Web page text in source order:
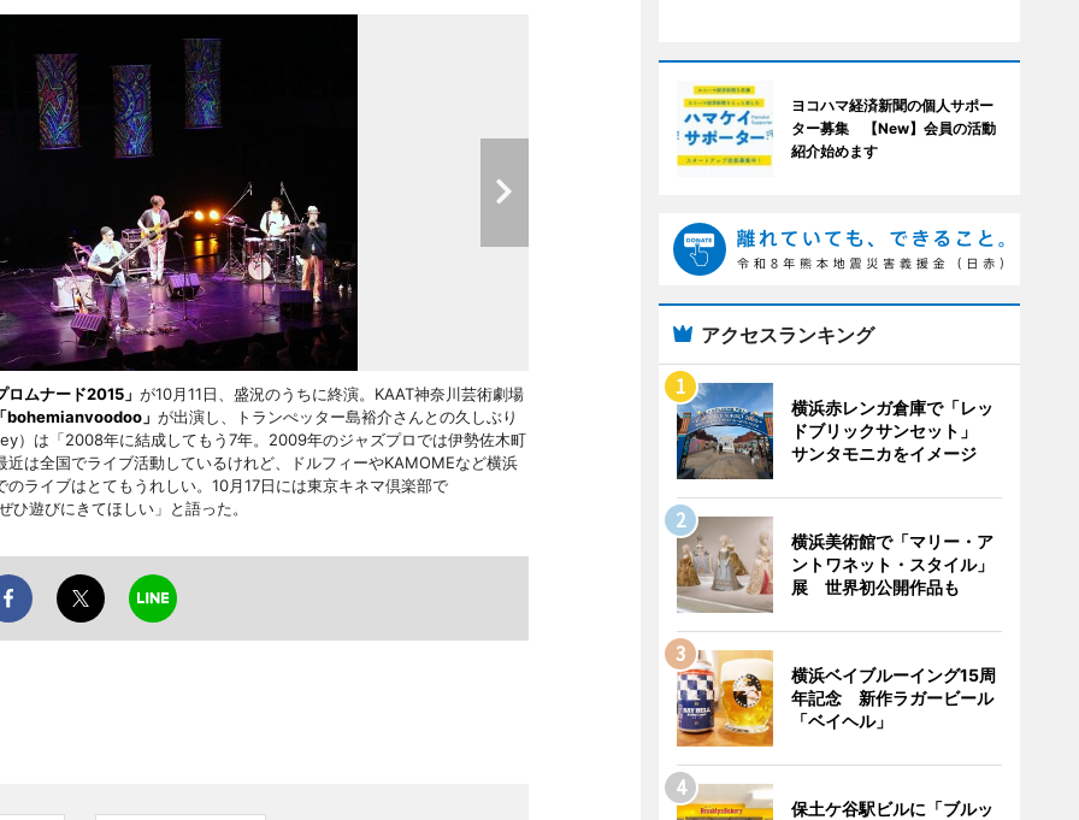
ロムナード2015」 が10月11日、盛況のうちに終演。KAAT神奈川芸術劇場
bohemianvoodoo」 が出演し、トランぺッター島裕介さんとの久しぶり
）は「2008年に結成してもう7年。2009年のジャズプロでは伊勢佐木町
は全国でライブ活動しているけれど、ドルフィーやKAMOMEなど横浜
ライブはとてもうれしい。10月17日には東京キネマ倶楽部で
遊びにきてほしい」と語った。
ヨコハマ経済新聞の個人サポー
ター募集 【New】会員の活動
紹介始めます
アクセスランキング
横浜赤レンガ倉庫で「レッ
ドブリックサンセット」
サンタモニカをイメージ
横浜美術館で「マリー・ア
ントワネット・スタイル」
展 世界初公開作品も
横浜ベイブルーイング15周
年記念 新作ラガービール
「ベイヘル」
保土ケ谷駅ビルに「ブルッ